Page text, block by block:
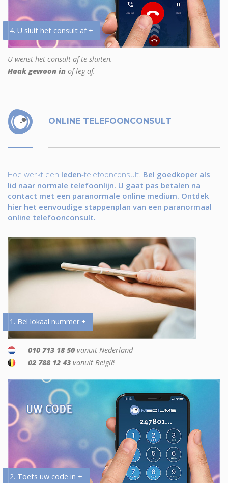
4. U sluit het consult af +
U wenst het consult af te sluiten.
Haak gewoon in of leg af.
ONLINE TELEFOONCONSULT
Hoe werkt een leden-telefoonconsult. Bel goedkoper als
lid naar normale telefoonlijn. U gaat pas betalen na
contact met een paranormale online medium. Ontdek
hier het eenvoudige stappenplan van een paranormaal
online telefoonconsult.
1. Bel lokaal nummer +
010 713 18 50 vanuit Nederland
02 788 12 43 vanuit België
2. Toets uw code in +